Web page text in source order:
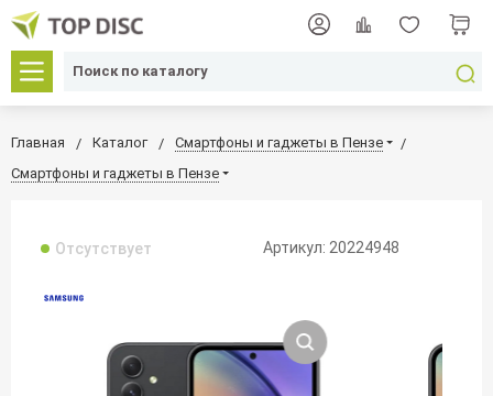
Главная Каталог
Смартфоны и гаджеты в Пензе
Смартфоны и гаджеты в Пензе
Отсутствует Артикул: 20224948